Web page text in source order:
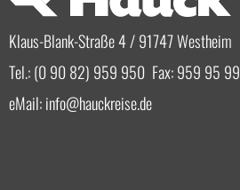
Klaus-Blank-Straße 4 / 91747 Westheim
Tel.: (0 90 82) 959 950 Fax: 959 95 99
eMail:info hauckreise.de